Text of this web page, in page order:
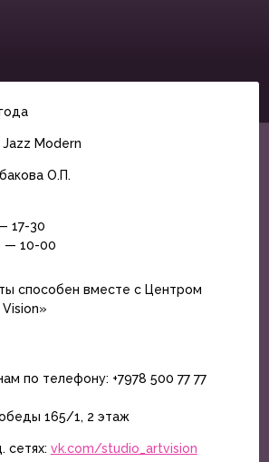
Modern
О.П.
17-30
— 10-00
способен вместе с Центром
по телефону: +7978 500 77 77
165/1, 2 этаж
сетях: vk.com/studio_artvision